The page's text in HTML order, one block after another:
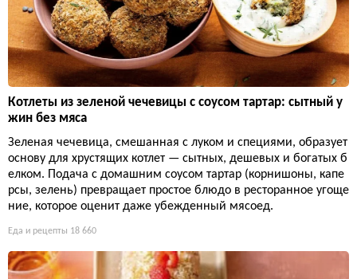
Котлеты из зеленой чечевицы с соусом тартар: сытный у
жин без мяса
Зеленая чечевица, смешанная с луком и специями, образует
основу для хрустящих котлет — сытных, дешевых и богатых б
елком. Подача с домашним соусом тартар (корнишоны, капе
рсы, зелень) превращает простое блюдо в ресторанное угоще
ние, которое оценит даже убежденный мясоед.
Еда и рецепты 18 660